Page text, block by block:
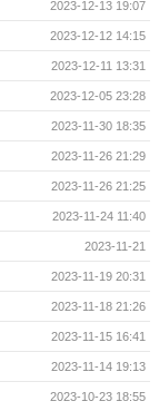
2023-12-13 19:07
2023-12-12 14:15
2023-12-11 13:31
2023-12-05 23:28
2023-11-30 18:35
2023-11-26 21:29
2023-11-26 21:25
2023-11-24 11:40
2023-11-21
2023-11-19 20:31
2023-11-18 21:26
2023-11-15 16:41
2023-11-14 19:13
2023-10-23 18:55